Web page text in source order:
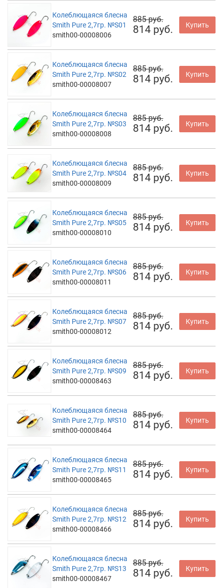
Колеблющаяся блесна
Smith Pure 2,7гр. №S01
smith00-00008006
885 руб.
814 руб. Купить
Колеблющаяся блесна
Smith Pure 2,7гр. №S02
smith00-00008007
885 руб.
814 руб. Купить
Колеблющаяся блесна
Smith Pure 2,7гр. №S03
smith00-00008008
885 руб.
814 руб. Купить
Колеблющаяся блесна
Smith Pure 2,7гр. №S04
smith00-00008009
885 руб.
814 руб. Купить
Колеблющаяся блесна
Smith Pure 2,7гр. №S05
smith00-00008010
885 руб.
814 руб. Купить
Колеблющаяся блесна
Smith Pure 2,7гр. №S06
smith00-00008011
885 руб.
814 руб. Купить
Колеблющаяся блесна
Smith Pure 2,7гр. №S07
smith00-00008012
885 руб.
814 руб. Купить
Колеблющаяся блесна
Smith Pure 2,7гр. №S09
smith00-00008463
885 руб.
814 руб. Купить
Колеблющаяся блесна
Smith Pure 2,7гр. №S10
smith00-00008464
885 руб.
814 руб. Купить
Колеблющаяся блесна
Smith Pure 2,7гр. №S11
smith00-00008465
885 руб.
814 руб. Купить
Колеблющаяся блесна
Smith Pure 2,7гр. №S12
smith00-00008466
885 руб.
814 руб. Купить
Колеблющаяся блесна
Smith Pure 2,7гр. №S13
smith00-00008467
885 руб.
814 руб. Купить